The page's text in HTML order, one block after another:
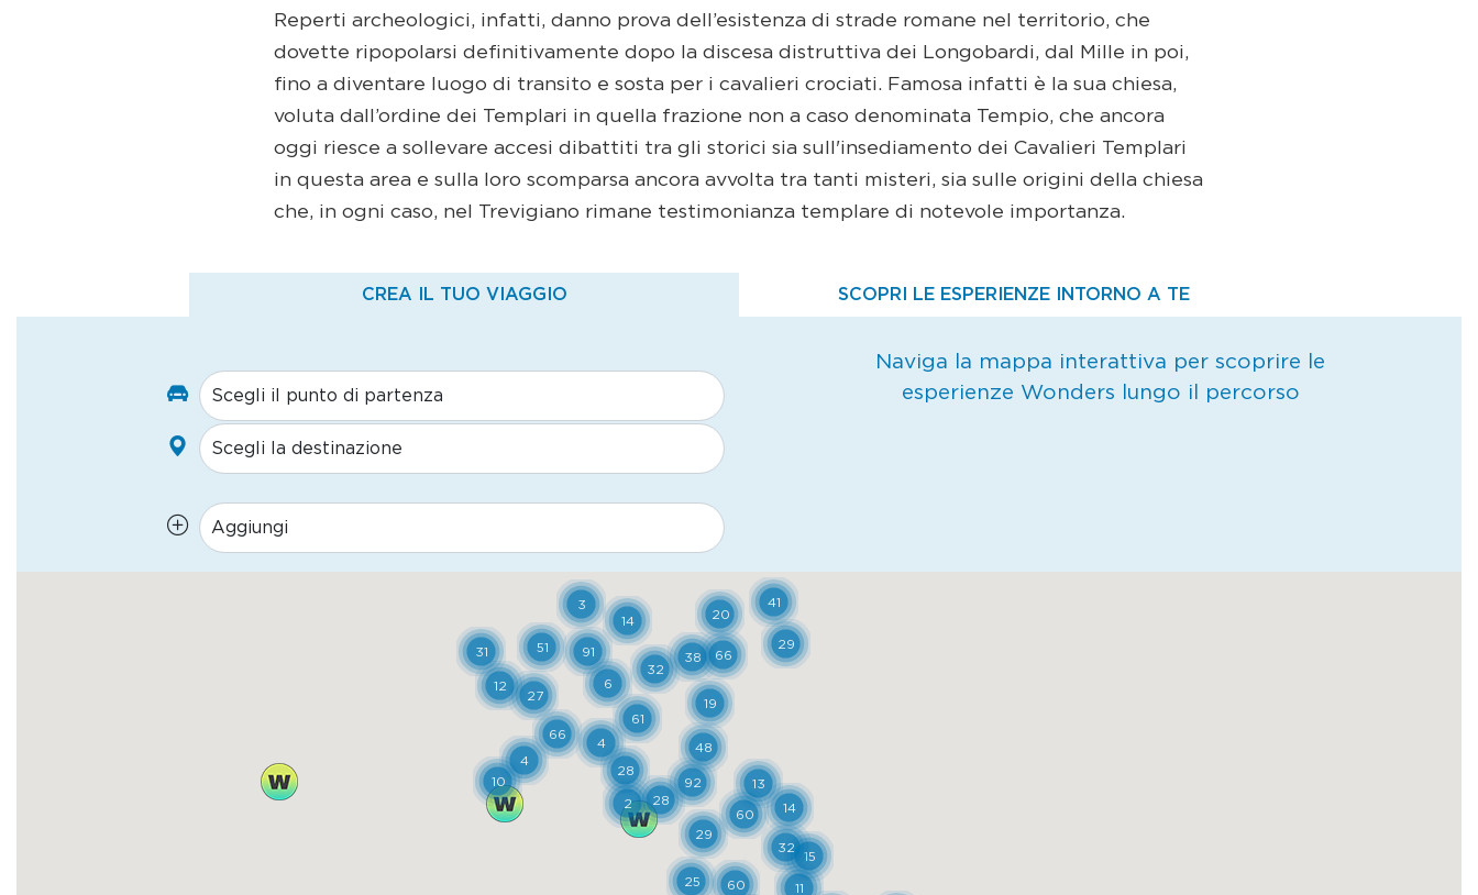
Reperti archeologici, infatti, danno prova dell’esistenza di strade romane nel territorio, che
dovette ripopolarsi definitivamente dopo la discesa distruttiva dei Longobardi, dal Mille in poi,
fino a diventare luogo di transito e sosta per i cavalieri crociati. Famosa infatti è la sua chiesa,
voluta dall’ordine dei Templari in quella frazione non a caso denominata Tempio, che ancora
oggi riesce a sollevare accesi dibattiti tra gli storici sia sull'insediamento dei Cavalieri Templari
in questa area e sulla loro scomparsa ancora avvolta tra tanti misteri, sia sulle origini della chiesa
che, in ogni caso, nel Trevigiano rimane testimonianza templare di notevole importanza.